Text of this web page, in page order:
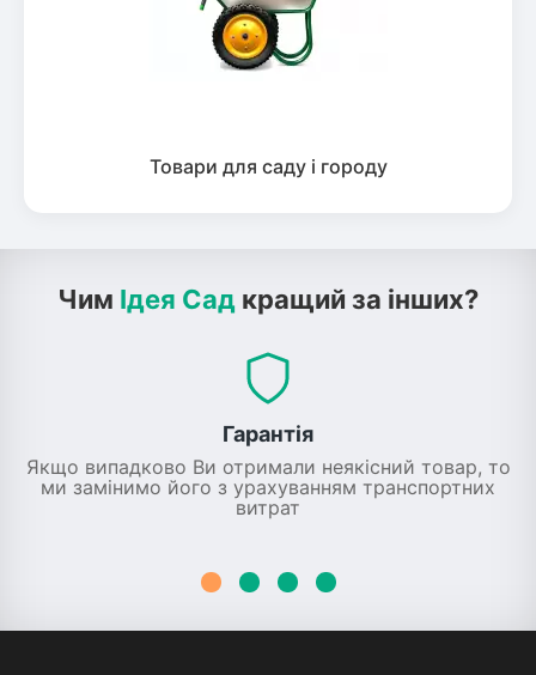
Товари для саду і городу
Чим Ідея Сад кращий за інших?
Гарантія
Якщо випадково Ви отримали неякісний товар, то
ми замінимо його з урахуванням транспортних
витрат